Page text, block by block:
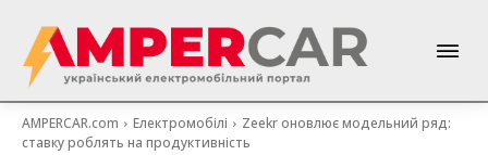
AMPERCAR.com Електромобілі
Zeekr оновлює модельний ряд:
ставку роблять на продуктивність